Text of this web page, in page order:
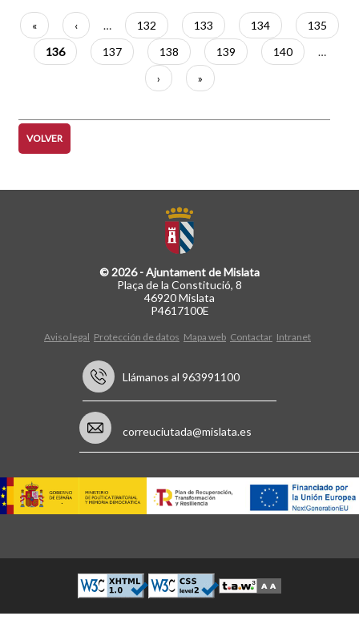
Paginación
Primera
página
«
Página
anterior
‹ … Página
132 Página
133 Página
134 Página
135
Página
actual
136 Página
137 Página
138 Página
139 Página
140
…
Siguiente
página
›
Última
página
»
VOLVER
© 2026 - Ajuntament de Mislata
Plaça de la Constitució, 8
46920 Mislata
P4617100E
Aviso legal Protección de datos Mapa web Contactar Intranet
Llámanos al 963991100
correuciutada@mislata.es